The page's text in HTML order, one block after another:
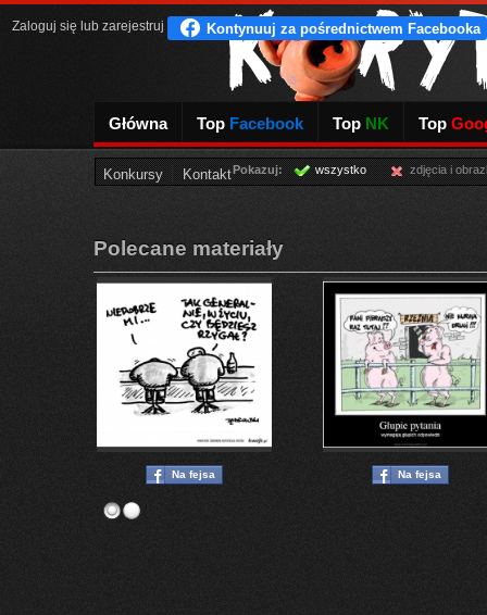
Główna Top Facebook Top NK Top
Konkursy Kontakt
Zaloguj się lub zarejestruj
Pokazuj: wszystko zdjęcia i
Polecane materiały
Na fejsa Na fejsa